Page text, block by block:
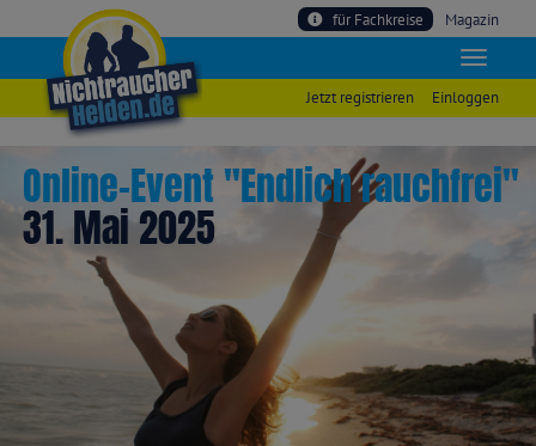
Magazin
für Fachkreise
Einloggen
Jetzt registrieren
Online-Event "Endlich rauchfrei"
31. Mai 2025